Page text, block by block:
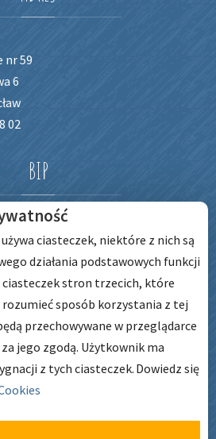
nr 59
6
02
BIP
PRACY
ciasteczek, niektóre z nich są
działania podstawowych funkcji
ciasteczek stron trzecich, które
sposób korzystania z tej
przechowywane w przeglądarce
jego zgodą. Użytkownik ma
z tych ciasteczek. Dowiedz się